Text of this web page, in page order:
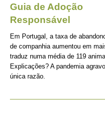
Guia de Adoção
Responsável
Em Portugal, a taxa de
de companhia aumentou em
traduz numa média de 119
Explicações? A pandemia
única razão.